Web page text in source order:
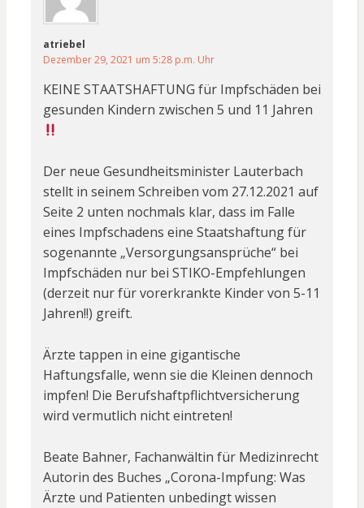
atriebel
Dezember 29, 2021 um 5:28 p.m. Uhr
KEINE STAATSHAFTUNG für Impfschäden bei
gesunden Kindern zwischen 5 und 11 Jahren
Der neue Gesundheitsminister Lauterbach
stellt in seinem Schreiben vom 27.12.2021 auf
Seite 2 unten nochmals klar, dass im Falle
eines Impfschadens eine Staatshaftung für
sogenannte „Versorgungsansprüche“ bei
Impfschäden nur bei STIKO-Empfehlungen
(derzeit nur für vorerkrankte Kinder von 5-11
Jahren!!) greift.
Ärzte tappen in eine gigantische
Haftungsfalle, wenn sie die Kleinen dennoch
impfen! Die Berufshaftpflichtversicherung
wird vermutlich nicht eintreten!
Beate Bahner, Fachanwältin für Medizinrecht
Autorin des Buches „Corona-Impfung: Was
Ärzte und Patienten unbedingt wissen